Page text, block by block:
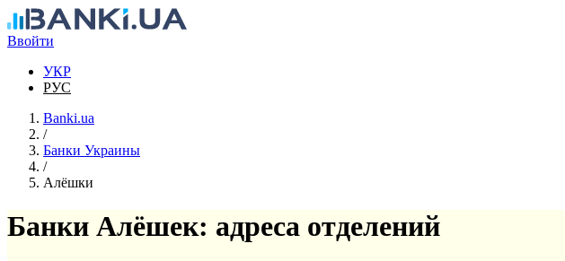
Перейти к основному содержанию
Ввойти
УКР
РУС
Banki.ua
/
Банки Украины
/
Алёшки
Банки Алёшек: адреса отделений